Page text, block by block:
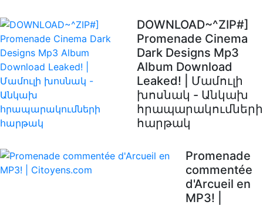
DOWNLOAD~^ZIP#]
Promenade Cinema
Dark Designs Mp3
Album Download
Leaked! | Մամուլի
խոսնակ - Անկախ
հրապարակումների
հարթակ
Promenade
commentée
d'Arcueil en
MP3! |